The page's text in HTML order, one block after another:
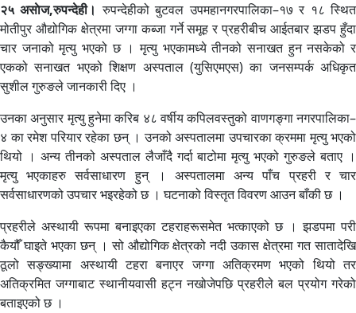
२५ असाेज,रुपन्देही।रुपन्देहीको बुटवल उपमहानगरपालिका–१७ र १८ स्थित
मोतीपुर औद्योगिक क्षेत्रमा जग्गा कब्जा गर्ने समूह र प्रहरीबीच आईतबार झडप हुँदा
चार जनाको मृत्यु भएको छ । मृत्यु भएकामध्ये तीनको सनाखत हुन नसकेको र
एकको सनाखत भएको शिक्षण अस्पताल (युसिएमएस) का जनसम्पर्क अधिकृत
सुशील गुरुङले जानकारी दिए ।
उनका अनुसार मृत्यु हुनेमा करिब ४८ वर्षीय कपिलवस्तुको वाणगङ्गा नगरपालिका–
४ का रमेश परियार रहेका छन् । उनको अस्पतालमा उपचारका क्रममा मृत्यु भएको
थियो । अन्य तीनको अस्पताल लैजाँदै गर्दा बाटोमा मृत्यु भएको गुरुङले बताए ।
मृत्यु भएकाहरु सर्वसाधारण हुन् । अस्पतालमा अन्य पाँच प्रहरी र चार
सर्वसाधारणको उपचार भइरहेको छ । घटनाको विस्तृत विवरण आउन बाँकी छ ।
प्रहरीले अस्थायी रूपमा बनाइएका टहराहरूसमेत भत्काएको छ । झडपमा परी
कैयौँ घाइते भएका छन् । सो औद्योगिक क्षेत्रको नदी उकास क्षेत्रमा गत सातादेखि
ठूलो सङ्ख्यामा अस्थायी टहरा बनाएर जग्गा अतिक्रमण भएको थियो तर
अतिक्रमित जग्गाबाट स्थानीयवासी हट्न नखोजेपछि प्रहरीले बल प्रयोग गरेको
बताइएको छ ।